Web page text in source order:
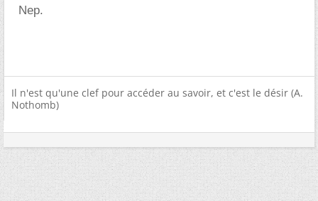
Nep.
Il n'est qu'une clef pour accéder au savoir, et c'est le désir (A.
Nothomb)